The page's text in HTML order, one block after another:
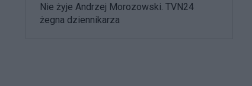
Nie żyje Andrzej Morozowski. TVN24
żegna dziennikarza